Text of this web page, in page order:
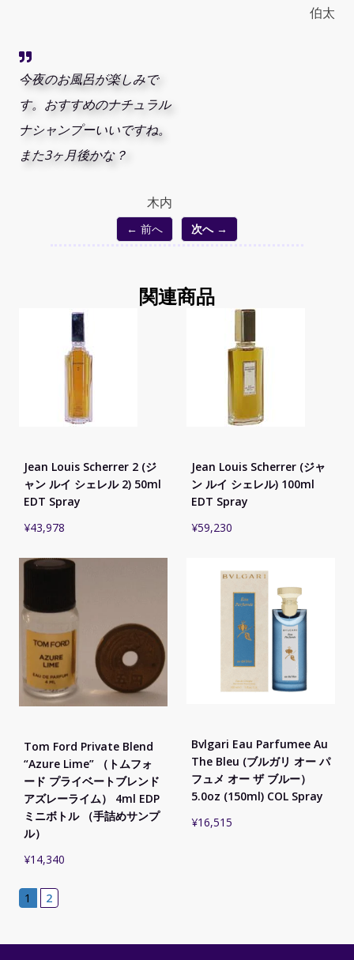
伯太
今夜のお風呂が楽しみで
す。おすすめのナチュラル
ナシャンプーいいですね。
また3ヶ月後かな？
木内
← 前へ 次へ →
関連商品
Jean Louis Scherrer 2 (ジ
ャン ルイ シェレル 2) 50ml
EDT Spray
¥43,978
Jean Louis Scherrer (ジャ
ン ルイ シェレル) 100ml
EDT Spray
¥59,230
Tom Ford Private Blend
“Azure Lime” （トムフォ
ード プライベートブレンド
アズレーライム） 4ml EDP
ミニボトル （手詰めサンプ
ル）
¥14,340
Bvlgari Eau Parfumee Au
The Bleu (ブルガリ オー パ
フュメ オー ザ ブルー）
5.0oz (150ml) COL Spray
¥16,515
1 2